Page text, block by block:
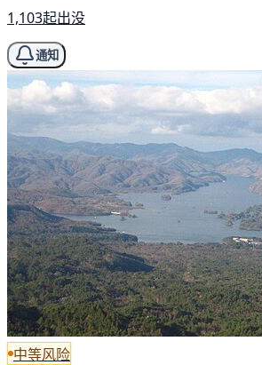
1,103起出没
通知
中等风险